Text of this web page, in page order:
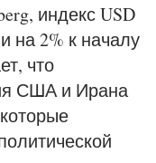
индекс USD
на 2% к началу
что
США и Ирана